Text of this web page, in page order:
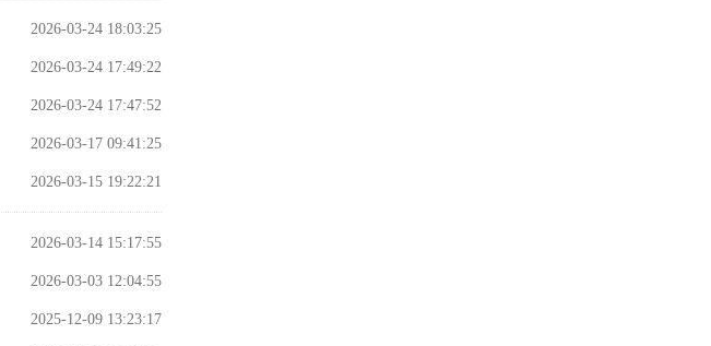
2026-03-24 18:03:25
2026-03-24 17:49:22
2026-03-24 17:47:52
2026-03-17 09:41:25
2026-03-15 19:22:21
2026-03-14 15:17:55
2026-03-03 12:04:55
2025-12-09 13:23:17